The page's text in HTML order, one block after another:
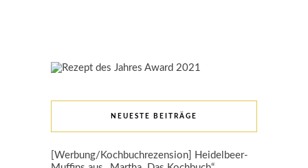
NEUESTE BEITRÄGE
[Werbung/Kochbuchrezension] Heidelbeer-